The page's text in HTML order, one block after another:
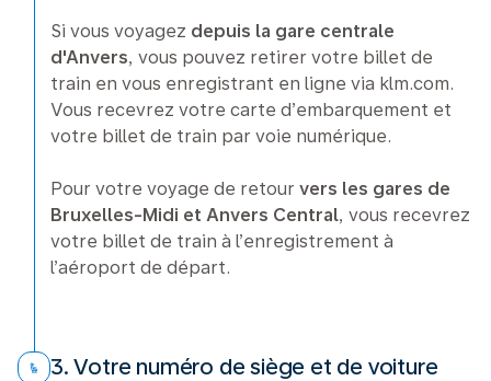
Si vous voyagez depuis la gare centrale
d'Anvers, vous pouvez retirer votre billet de
train en vous enregistrant en ligne via klm.com.
Vous recevrez votre carte d’embarquement et
votre billet de train par voie numérique.
Pour votre voyage de retour vers les gares de
Bruxelles-Midi et Anvers Central, vous recevrez
votre billet de train à l’enregistrement à
l’aéroport de départ.
3. Votre numéro de siège et de voiture